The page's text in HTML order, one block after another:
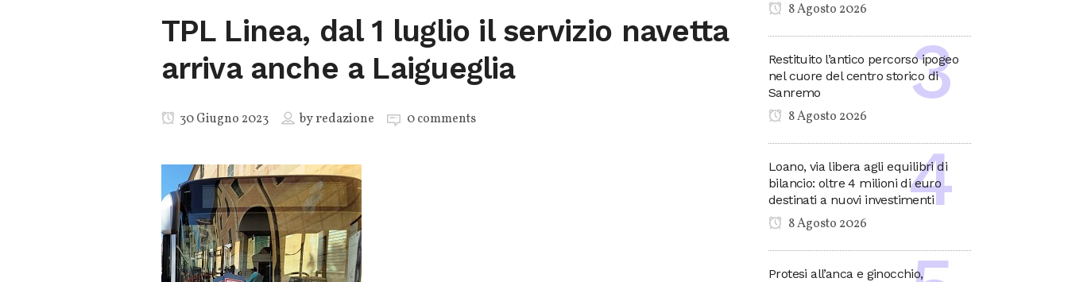
TPL Linea, dal 1 luglio il servizio navetta
arriva anche a Laigueglia
30 Giugno 2023 byredazione 0 comments
8 Agosto 2026
Restituito l’antico percorso ipogeo
nel cuore del centro storico di
Sanremo
8 Agosto 2026
Loano, via libera agli equilibri di
bilancio: oltre 4 milioni di euro
destinati a nuovi investimenti
8 Agosto 2026
Protesi all’anca e ginocchio,